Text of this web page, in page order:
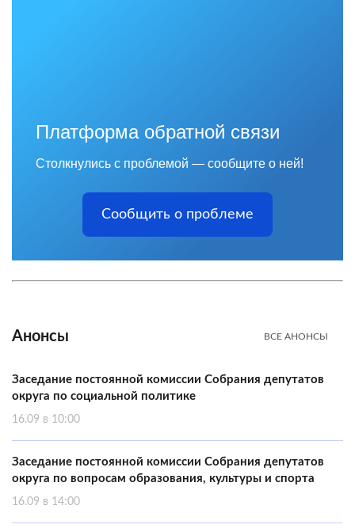
Платформа обратной связи
Столкнулись с проблемой — сообщите о ней!
Сообщить о проблеме
Анонсы ВСЕ АНОНСЫ
Заседание постоянной комиссии Собрания депутатов
округа по социальной политике
16.09 в 10:00
Заседание постоянной комиссии Собрания депутатов
округа по вопросам образования, культуры и спорта
16.09 в 14:00